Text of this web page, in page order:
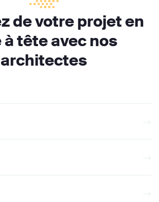
de votre projet en
tête avec nos
architectes